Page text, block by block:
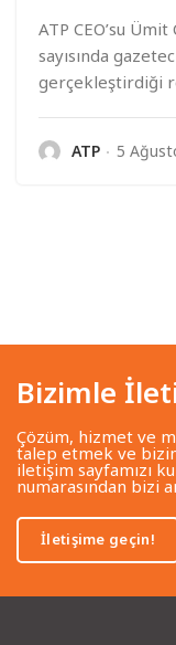
ATP CEO’su
sayısında
gerçekleştirdiği
ATP 5
Bizimle
Çözüm, hizmet ve
talep etmek ve
iletişim sayfamızı
numarasından bizi
İletişime geçin!